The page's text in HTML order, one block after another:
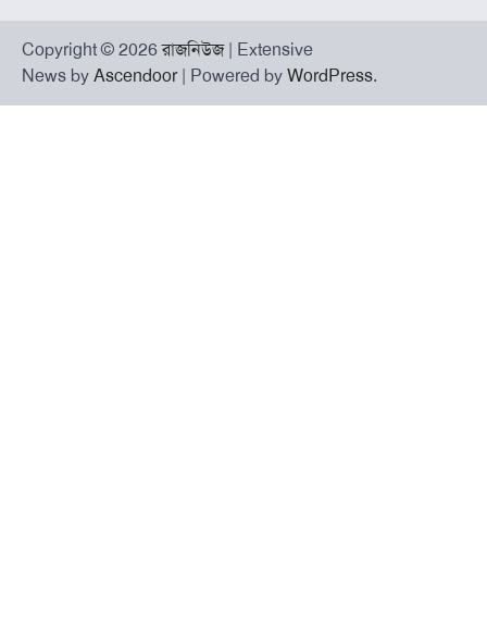
Copyright © 2026রাজনিউজ| Extensive
News by Ascendoor| Powered by WordPress.